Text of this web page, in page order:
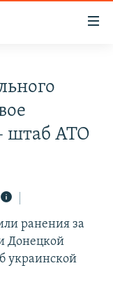
штаб АТО
ранения за
Донецкой
украинской